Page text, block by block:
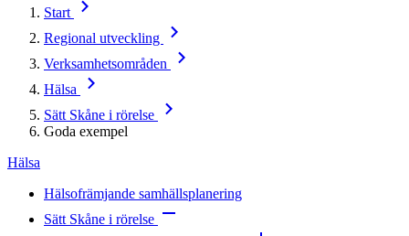
Start
Regional utveckling
Verksamhetsområden
Hälsa
Sätt Skåne i rörelse
Goda exempel
Hälsa
Hälsofrämjande samhällsplanering
Sätt Skåne i rörelse